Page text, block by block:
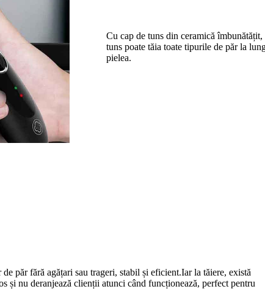
Cu cap de tuns din ceramică
tuns poate tăia toate tipurile de păr la
pielea.
păr fără agățari sau trageri, stabil și eficient.Iar la tăiere, există
și nu deranjează clienții atunci când funcționează, perfect pentru